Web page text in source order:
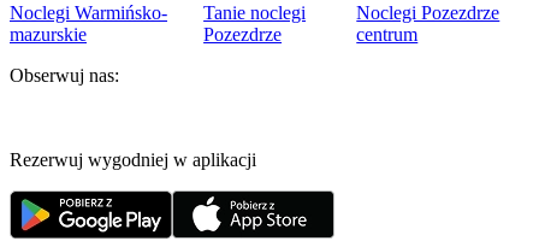
Noclegi Warmińsko-
mazurskie
Tanie noclegi
Pozezdrze
Noclegi Pozezdrze
centrum
Obserwuj nas:
Rezerwuj wygodniej w aplikacji